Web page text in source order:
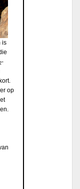
is
-
op